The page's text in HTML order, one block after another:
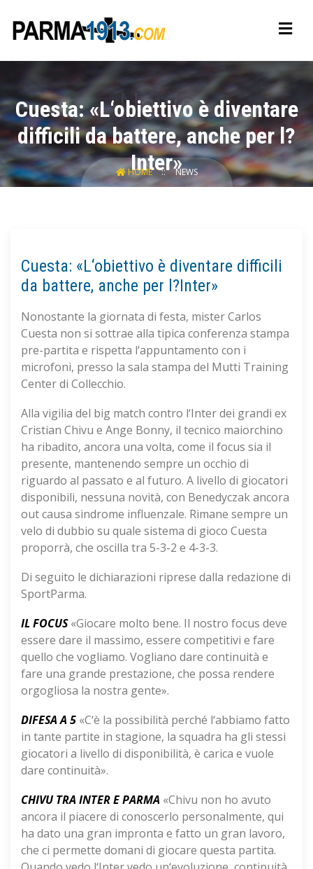
Cuesta: «L‘obiettivo è diventare
difficili da battere, anche per l?
Inter»
HOME NEWS
Cuesta: «L‘obiettivo è diventare difficili
da battere, anche per l?Inter»
Nonostante la giornata di festa, mister Carlos
Cuesta non si sottrae alla tipica conferenza stampa
pre-partita e rispetta l‘appuntamento con i
microfoni, presso la sala stampa del Mutti Training
Center di Collecchio.
Alla vigilia del big match contro l‘Inter dei grandi ex
Cristian Chivu e Ange Bonny, il tecnico maiorchino
ha ribadito, ancora una volta, come il focus sia il
presente, mantenendo sempre un occhio di
riguardo al passato e al futuro. A livello di giocatori
disponibili, nessuna novità, con Benedyczak ancora
out causa sindrome influenzale. Rimane sempre un
velo di dubbio su quale sistema di gioco Cuesta
proporrà, che oscilla tra 5-3-2 e 4-3-3.
Di seguito le dichiarazioni riprese dalla redazione di
SportParma.
IL FOCUS«Giocare molto bene. Il nostro focus deve
essere dare il massimo, essere competitivi e fare
quello che vogliamo. Vogliano dare continuità e
fare una grande prestazione, che possa rendere
orgogliosa la nostra gente».
DIFESA A 5 «C‘è la possibilità perché l‘abbiamo fatto
in tante partite in stagione, la squadra ha gli stessi
giocatori a livello di disponibilità, è carica e vuole
dare continuità».
CHIVU TRA INTER E PARMA «Chivu non ho avuto
ancora il piacere di conoscerlo personalmente, qui
ha dato una gran impronta e fatto un gran lavoro,
che ci permette domani di giocare questa partita.